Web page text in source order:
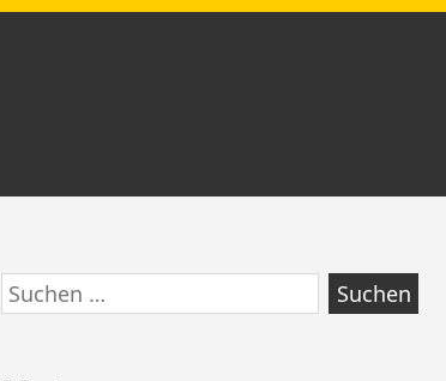
Zum
Footer
Suchen
nach: